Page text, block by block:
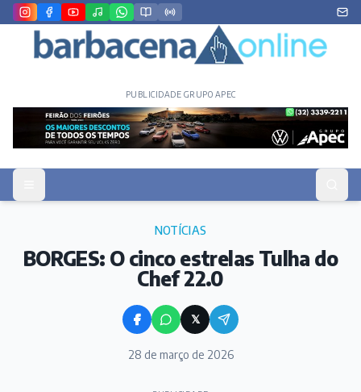
PUBLICIDADE GRUPO APEC
NOTÍCIAS
BORGES: O cinco estrelas Tulha do
Chef 22.0
𝕏
28 de março de 2026